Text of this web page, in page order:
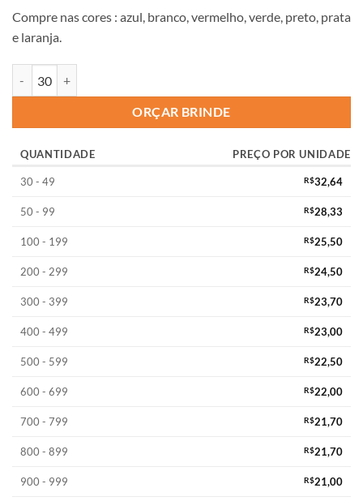
Compre nas cores : azul, branco, vermelho, verde, preto, prata
e laranja.
ORÇAR BRINDE
QUANTIDADE PREÇO POR UNIDADE
30 - 49 R$32,64
50 - 99 R$28,33
100 - 199 R$25,50
200 - 299 R$24,50
300 - 399 R$23,70
400 - 499 R$23,00
500 - 599 R$22,50
600 - 699 R$22,00
700 - 799 R$21,70
800 - 899 R$21,70
900 - 999 R$21,00